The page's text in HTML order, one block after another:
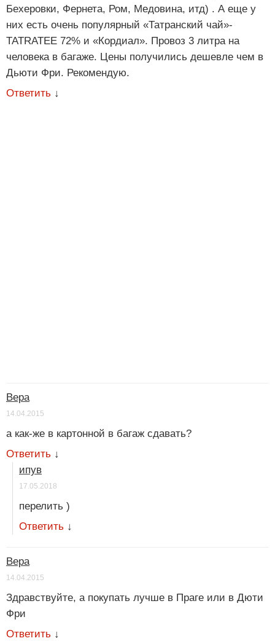
Бехеровки, Фернета, Ром, Медовина, итд) . А еще у
них есть очень популярный «Татранский чай»-
TATRATEE 72% и «Кордиал». Провоз 3 литра на
человека в багаже. Цены получились дешевле чем в
Дьюти Фри. Рекомендую.
Ответить ↓
Вера
14.04.2015
а как-же в картонной в багаж сдавать?
Ответить ↓
ипув
17.05.2018
перелить )
Ответить ↓
Вера
14.04.2015
Здравствуйте, а покупать лучше в Праге или в Дюти
Фри
Ответить ↓